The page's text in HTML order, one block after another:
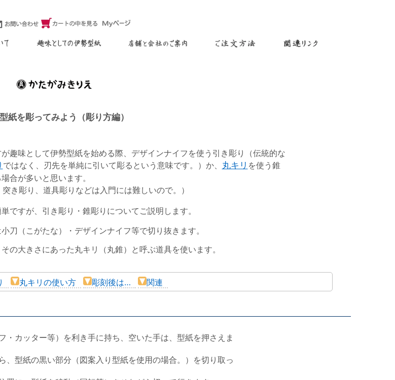
紙を彫ってみよう（彫り方編）
趣味として伊勢型紙を始める際、デザインナイフを使う引き彫り（伝統的な
ではなく、刃先を単純に引いて彫るという意味です。）か、 丸キリ を使う錐
合が多いと思います。
突き彫り、道具彫りなどは入門には難しいので。）
ですが、引き彫り・錐彫りについてご説明します。
刀（こがたな）・デザインナイフ等で切り抜きます。
の大きさにあった丸キリ（丸錐）と呼ぶ道具を使います。
丸キリの使い方 彫刻後は… 関連
・カッター等）を利き手に持ち、空いた手は、型紙を押さえま
、型紙の黒い部分（図案入り型紙を使用の場合。）を切り取っ